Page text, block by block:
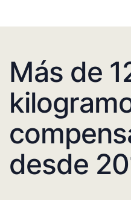
Más de
desde